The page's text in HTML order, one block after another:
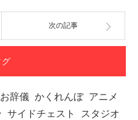
次の記事
グ
お辞儀 かくれんぼ アニメ
サイドチェスト
スタジオ